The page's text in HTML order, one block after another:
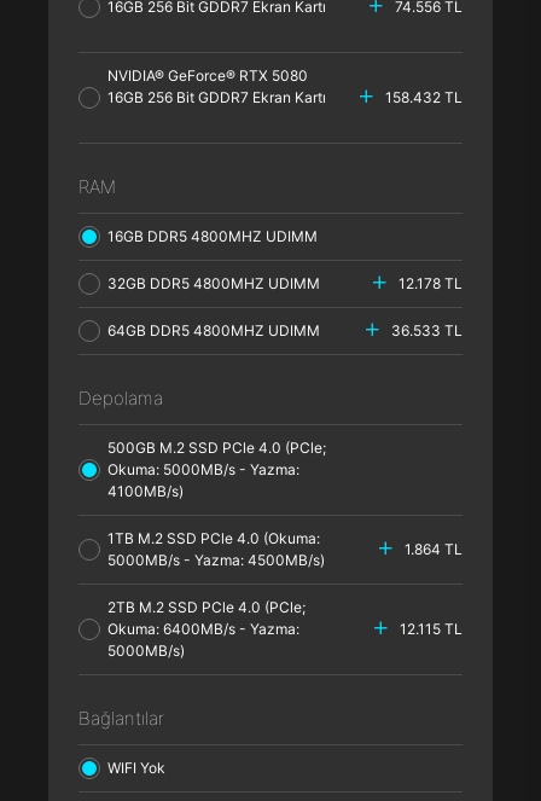
16GB 256 Bit GDDR7 Ekran Kartı
74.556 TL
NVIDIA® GeForce® RTX 5080
16GB 256 Bit GDDR7 Ekran Kartı
158.432 TL
RAM
16GB DDR5 4800MHZ UDIMM
32GB DDR5 4800MHZ UDIMM 12.178 TL
64GB DDR5 4800MHZ UDIMM 36.533 TL
Depolama
500GB M.2 SSD PCle 4.0 (PCle;
Okuma: 5000MB/s - Yazma:
4100MB/s)
1TB M.2 SSD PCle 4.0 (Okuma:
5000MB/s - Yazma: 4500MB/s)
1.864 TL
2TB M.2 SSD PCle 4.0 (PCle;
Okuma: 6400MB/s - Yazma:
5000MB/s)
12.115 TL
Bağlantılar
WIFI Yok